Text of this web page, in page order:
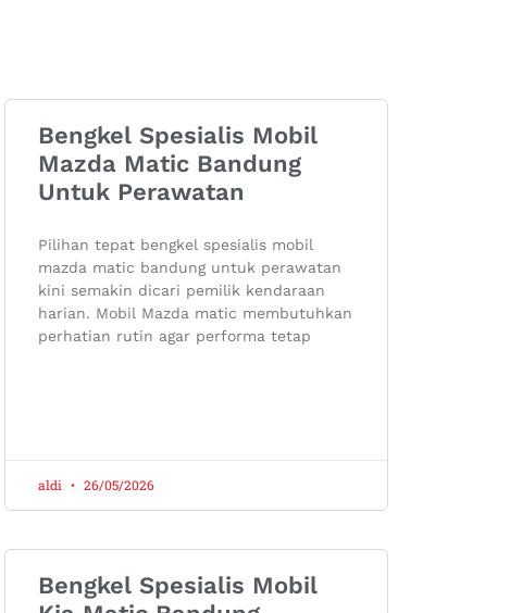
Bengkel Spesialis Mobil
Mazda Matic Bandung
Untuk Perawatan
Pilihan tepat bengkel spesialis mobil
mazda matic bandung untuk perawatan
kini semakin dicari pemilik kendaraan
harian. Mobil Mazda matic membutuhkan
perhatian rutin agar performa tetap
aldi 26/05/2026
Bengkel Spesialis Mobil